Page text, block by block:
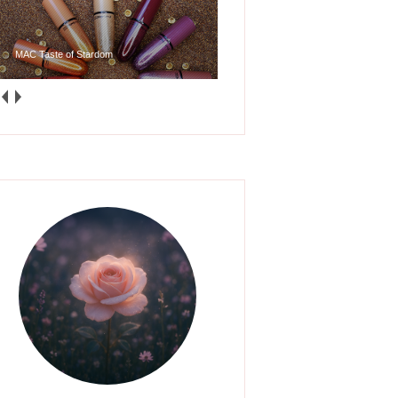
MAC Taste of Stardom